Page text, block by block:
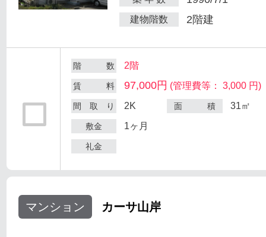
建物階数 2階建
階 数 2階
賃 料 97,000円 (管理費等： 3,000 円)
間 取 り 2K 面 積 31㎡
敷金 1ヶ月
礼金
マンション カーサ山岸